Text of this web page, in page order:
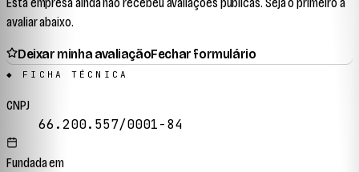
avaliar abaixo.
Deixar minha avaliaçãoFechar formulário
◆ FICHA TÉCNICA
CNPJ
66.200.557/0001-84
Fundada em